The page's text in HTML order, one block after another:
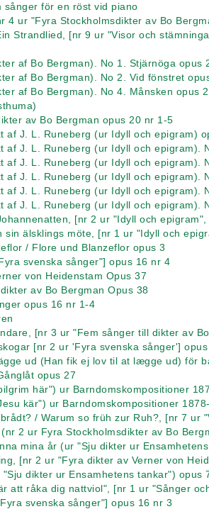
sånger för en röst vid piano
4 ur "Fyra Stockholmsdikter av Bo
Strandlied, [nr 9 ur "Visor och
af Bo Bergman). No 1. Stjärnöga opus
af Bo Bergman). No 2. Vid fönstret
af Bo Bergman). No 4. Månsken opus
av Bo Bergman opus 20 nr 1-5
af J. L. Runeberg (ur Idyll och epigram)
af J. L. Runeberg (ur Idyll och epigram).
af J. L. Runeberg (ur Idyll och epigram).
af J. L. Runeberg (ur Idyll och epigram).
af J. L. Runeberg (ur Idyll och epigram).
af J. L. Runeberg (ur Idyll och epigram).
[nr 2 ur "Idyll och
sin älsklings möte, [nr 1 ur "Idyll och
/ Flore und Blanzeflor opus 3
svenska sånger"] opus 16 nr 4
von Heidenstam Opus 37
av Bo Bergman Opus 38
opus 16 nr 1-4
[nr 3 ur "Fem sånger till dikter av
[nr 2 ur 'Fyra svenska sånger']
ud (Han fik ej lov til at lægge ud) för
opus 27
här") ur Barndomskompositioner
kär") ur Barndomskompositioner
/ Warum so früh zur Ruh?, [nr 7 ur
2 ur Fyra Stockholmsdikter av Bo
mina år (ur "Sju dikter ur
[nr 2 ur "Fyra dikter av Verner von
"Sju dikter ur Ensamhetens tankar") opus
att råka dig nattviol", [nr 1 ur "Sånger
svenska sånger"] opus 16 nr 3